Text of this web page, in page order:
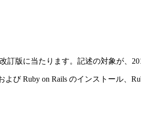
版に当たります。記述の対象が、
び Ruby on Rails のインストール、